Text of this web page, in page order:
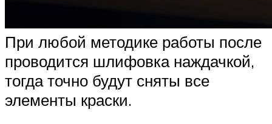
При любой методике работы после
проводится шлифовка наждачкой,
тогда точно будут сняты все
элементы краски.